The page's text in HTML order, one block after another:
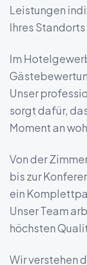
Leistungen
Ihres Standorts
Im
Unser
sorgt dafür,
Moment an
Von der
bis zur
ein
Unser Team
höchsten
Wir verstehen